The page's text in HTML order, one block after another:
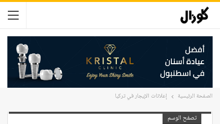
الصفحة الرئيسية إعلانات الإيجار في تركيا
تصفح الوسم